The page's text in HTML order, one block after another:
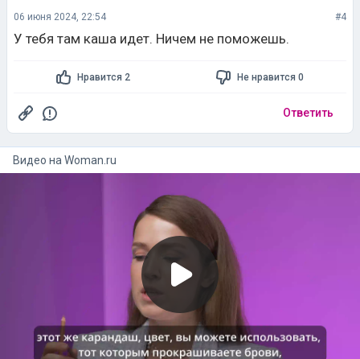
06 июня 2024, 22:54 #4
У тебя там каша идет. Ничем не поможешь.
Нравится 2 Не нравится 0
Ответить
Видео на woman.ru